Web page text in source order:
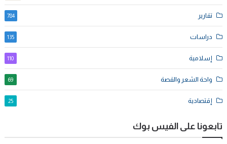
تقارير 784
دراسات 135
إسلامية 110
واحة الشعر والقصة 69
إقتصادية 25
تابعونا على الفيس بوك